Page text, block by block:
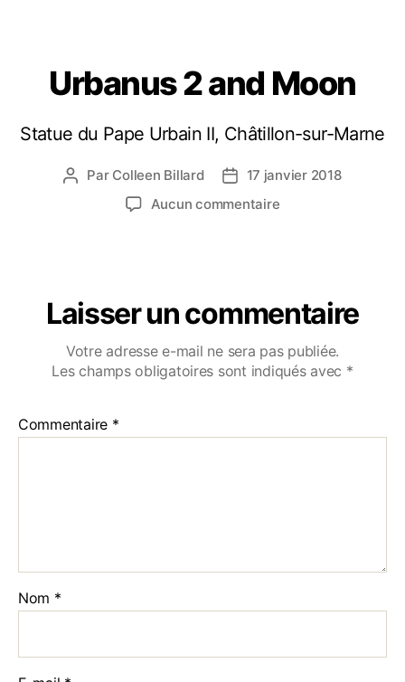
Urbanus 2 and Moon
Statue du Pape Urbain II, Châtillon-sur-Marne
Par Colleen Billard
17 janvier 2018
Aucun commentaire
Laisser un commentaire
Votre adresse e-mail ne sera pas publiée.
Les champs obligatoires sont indiqués avec *
Commentaire *
Nom *